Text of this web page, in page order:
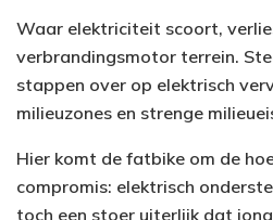
Waar elektriciteit scoort,
verbrandingsmotor terrein.
stappen over op elektrisch
milieuzones en strenge
Hier komt de fatbike om de
compromis: elektrisch
toch een stoer uiterlijk dat